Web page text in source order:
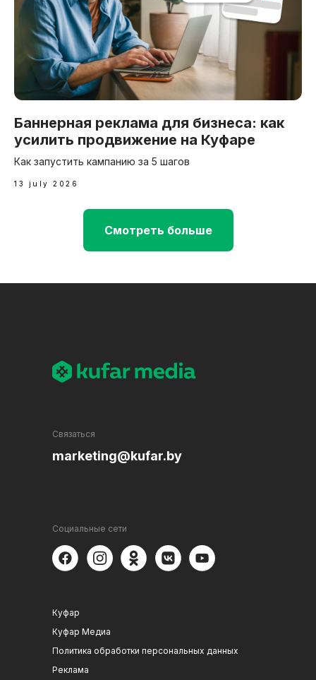
Баннерная реклама для бизнеса: как
усилить продвижение на Куфаре
Как запустить кампанию за 5 шагов
13 july 2026
Смотреть больше
Социальные сети
marketing@kufar.by
Связаться
Реклама
Политика обработки персональных данных
Куфар Медиа
Куфар